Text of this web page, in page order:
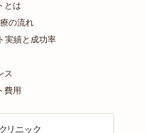
とは
の流れ
実績と成功率
ス
費用